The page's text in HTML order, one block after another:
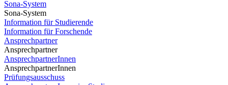
Sona-System
Sona-System
Information für Studierende
Information für Forschende
Ansprechpartner
Ansprechpartner
AnsprechpartnerInnen
AnsprechpartnerInnen
Prüfungsausschuss